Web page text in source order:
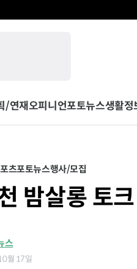
/연재오피니언포토뉴스생활정
츠포토뉴스행사/모집
밤살롱 토
스
월 17일